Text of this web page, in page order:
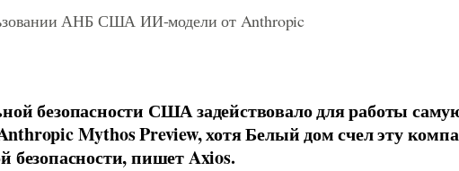
АНБ США ИИ-модели от Anthropic
безопасности США задействовало для работы
Mythos Preview, хотя Белый дом счел эту
безопасности, пишет Axios.